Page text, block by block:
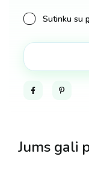
Sutinku su
FacebookPinterest
Jums gali